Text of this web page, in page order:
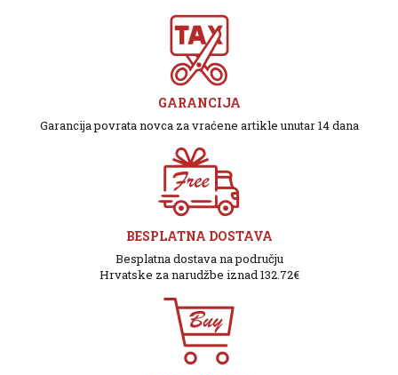
GARANCIJA
Garancija povrata novca za vraćene artikle unutar 14 dana
BESPLATNA DOSTAVA
Besplatna dostava na području
Hrvatske za narudžbe iznad 132.72€